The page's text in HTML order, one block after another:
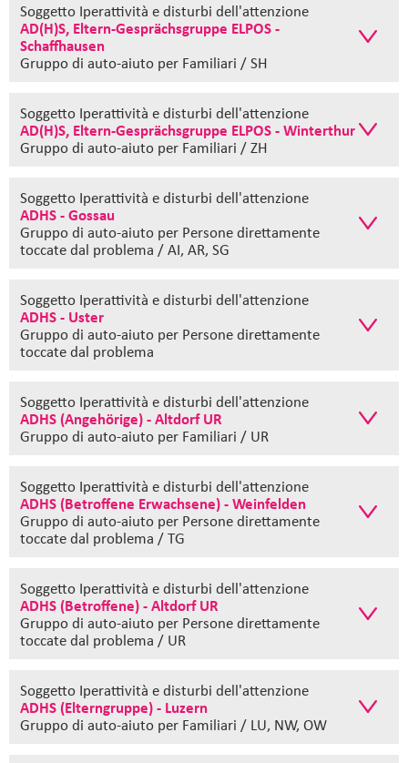
Soggetto Iperattività e disturbi dell'attenzione
AD(H)S, Eltern-Gesprächsgruppe ELPOS -
Schaffhausen
Gruppo di auto-aiuto per Familiari / SH
Soggetto Iperattività e disturbi dell'attenzione
AD(H)S, Eltern-Gesprächsgruppe ELPOS - Winterthur
Gruppo di auto-aiuto per Familiari / ZH
Soggetto Iperattività e disturbi dell'attenzione
ADHS - Gossau
Gruppo di auto-aiuto per Persone direttamente
toccate dal problema / AI, AR, SG
Soggetto Iperattività e disturbi dell'attenzione
ADHS - Uster
Gruppo di auto-aiuto per Persone direttamente
toccate dal problema
Soggetto Iperattività e disturbi dell'attenzione
ADHS (Angehörige) - Altdorf UR
Gruppo di auto-aiuto per Familiari / UR
Soggetto Iperattività e disturbi dell'attenzione
ADHS (Betroffene Erwachsene) - Weinfelden
Gruppo di auto-aiuto per Persone direttamente
toccate dal problema / TG
Soggetto Iperattività e disturbi dell'attenzione
ADHS (Betroffene) - Altdorf UR
Gruppo di auto-aiuto per Persone direttamente
toccate dal problema / UR
Soggetto Iperattività e disturbi dell'attenzione
ADHS (Elterngruppe) - Luzern
Gruppo di auto-aiuto per Familiari / LU, NW, OW